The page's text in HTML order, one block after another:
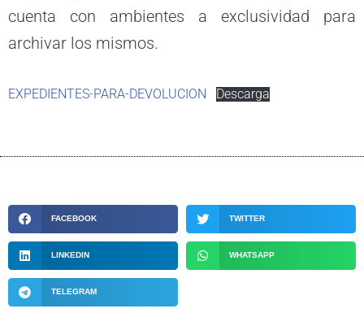
cuenta con ambientes a exclusividad para
archivar los mismos.
EXPEDIENTES-PARA-DEVOLUCION Descarga
FACEBOOK TWITTER
LINKEDIN WHATSAPP
TELEGRAM